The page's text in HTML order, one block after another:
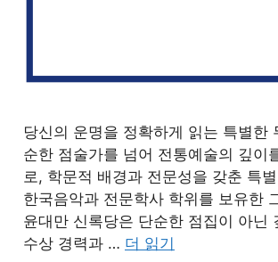
당신의 운명을 정확하게 읽는 특별
순한 점술가를 넘어 전통예술의 깊이
로, 학문적 배경과 전문성을 갖춘 특
한국음악과 전문학사 학위를 보유한
윤대만 신록당은 단순한 점집이 아닌
수상 경력과 … 더 읽기